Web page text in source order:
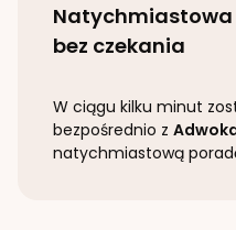
bez czekania
W ciągu kilku minut
bezpośrednio z
natychmiastową